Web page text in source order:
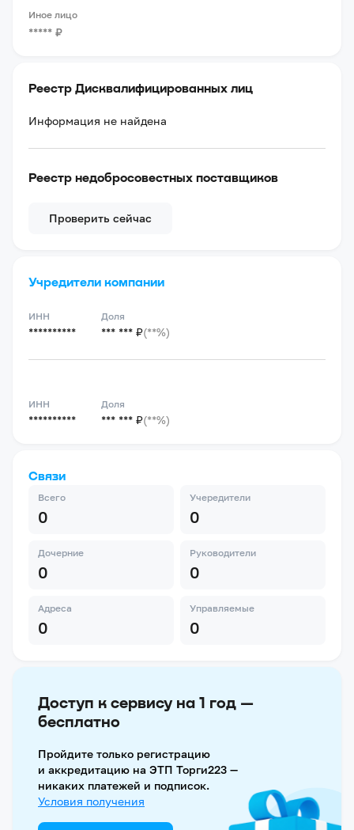
Иное лицо
***** ₽
Реестр Дисквалифицированных лиц
Информация не найдена
Реестр недобросовестных поставщиков
Проверить сейчас
Учредители компании
ИНН
**********
Доля
*** *** ₽(**%)
ИНН
**********
Доля
*** *** ₽(**%)
Связи
Всего
0
Учередители
0
Дочерние
0
Руководители
0
Адреса
0
Управляемые
0
Доступ к сервису на 1 год —
бесплатно
Пройдите только регистрацию
и аккредитацию на ЭТП Торги223 —
никаких платежей и подписок.
Условия получения